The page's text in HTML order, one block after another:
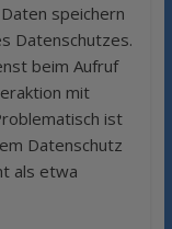
speichern
Datenschutzes.
beim Aufruf
mit
ist
Datenschutz
als etwa